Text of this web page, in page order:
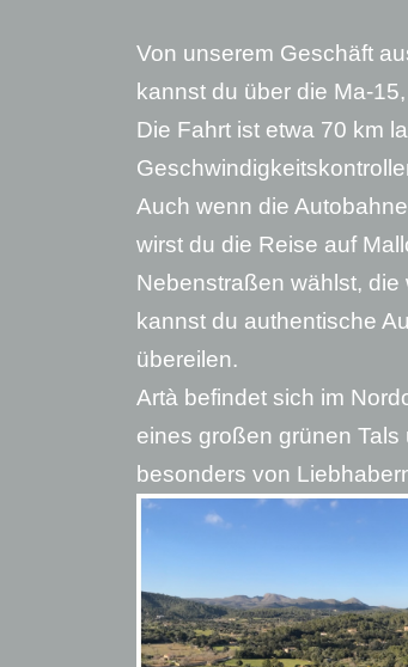
Von unserem Geschäft
kannst du über die Ma-
Die Fahrt ist etwa 70 km
Auch wenn die
wirst du die Reise auf
Nebenstraßen wählst,
kannst du authentische
übereilen.
Artà befindet sich im
eines großen grünen
besonders von